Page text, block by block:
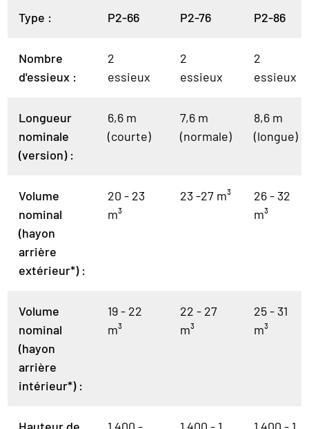
Type : P2-66 P2-76 P2-86
Nombre
d'essieux :
2
essieux
2
essieux
2
essieux
Longueur
nominale
(version) :
6,6 m
(courte)
7,6 m
(normale)
8,6 m
(longue)
Volume
nominal
(hayon
arrière
extérieur*) :
20 - 23
m³
23 -27 m³
26 - 32
m³
Volume
nominal
(hayon
arrière
intérieur*) :
19 - 22
m³
22 - 27
m³
25 - 31
m³